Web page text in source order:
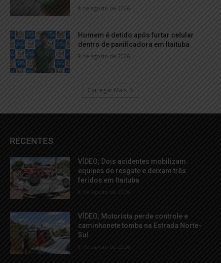
8 de agosto de 2026
Homem é detido após furtar celular
dentro de panificadora em Itaituba
8 de agosto de 2026
Carregar Mais
RECENTES
VÍDEO; Dois acidentes mobilizam
equipes de resgate e deixam três
feridos em Itaituba
8 de agosto de 2026
VÍDEO; Motorista perde controle e
caminhonete tomba na Estrada Norte-
Sul
8 de agosto de 2026